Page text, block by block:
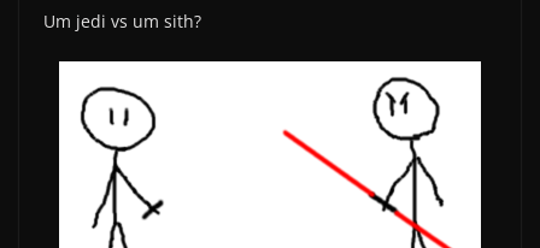
Um jedi vs um sith?